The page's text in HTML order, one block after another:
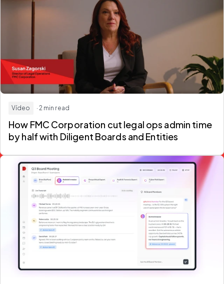
Vídeo · 2 min read
How FMC Corporation cut legal ops admin time
by halfwith Diligent Boards and Entities